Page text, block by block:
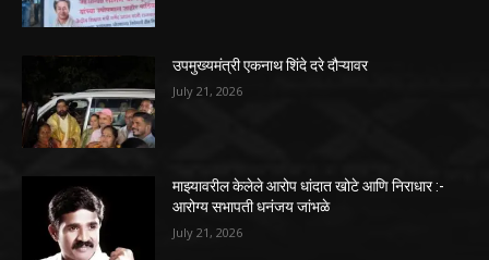
उपमुख्यमंत्री एकनाथ शिंदे दरे दौऱ्यावर
July 21, 2026
माझ्यावरील केलेले आरोप धांदात खोटे आणि निराधार :-
आरोग्य सभापती धनंजय जांभळे
July 21, 2026